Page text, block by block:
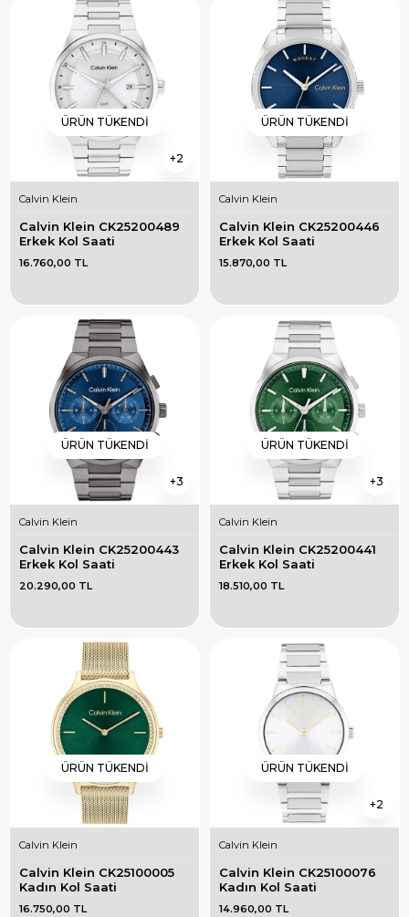
2
ÜRÜN TÜKENDI
Calvin Klein
Calvin Klein CK25200489
Erkek Kol Saati
16.760,00 TL
ÜRÜN TÜKENDI
Calvin Klein
Calvin Klein CK25200446
Erkek Kol Saati
15.870,00 TL
3
ÜRÜN TÜKENDI
Calvin Klein
Calvin Klein CK25200443
Erkek Kol Saati
20.290,00 TL
3
ÜRÜN TÜKENDI
Calvin Klein
Calvin Klein CK25200441
Erkek Kol Saati
18.510,00 TL
ÜRÜN TÜKENDI
Calvin Klein
Calvin Klein CK25100005
Kadın Kol Saati
16.750,00 TL
2
ÜRÜN TÜKENDI
Calvin Klein
Calvin Klein CK25100076
Kadın Kol Saati
14.960,00 TL